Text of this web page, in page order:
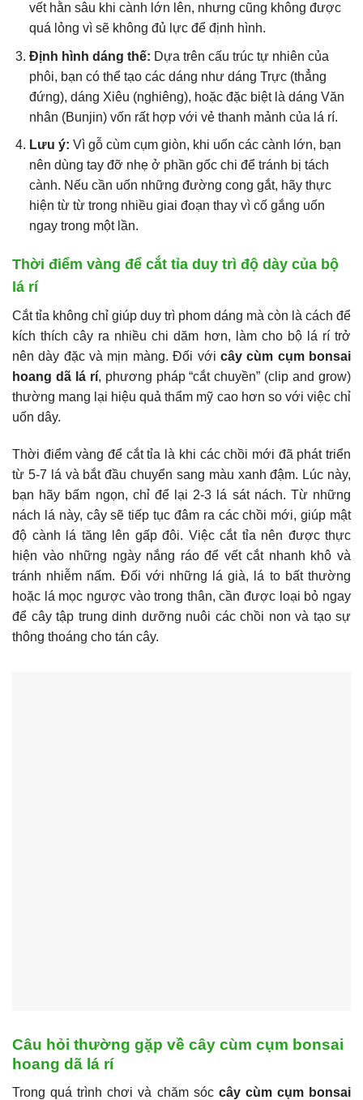
vết hằn sâu khi cành lớn lên, nhưng cũng không được
quá lỏng vì sẽ không đủ lực để định hình.
Định hình dáng thế: Dựa trên cấu trúc tự nhiên của
phôi, bạn có thể tạo các dáng như dáng Trực (thẳng
đứng), dáng Xiêu (nghiêng), hoặc đặc biệt là dáng Văn
nhân (Bunjin) vốn rất hợp với vẻ thanh mảnh của lá rí.
Lưu ý: Vì gỗ cùm cụm giòn, khi uốn các cành lớn, bạn
nên dùng tay đỡ nhẹ ở phần gốc chi để tránh bị tách
cành. Nếu cần uốn những đường cong gắt, hãy thực
hiện từ từ trong nhiều giai đoạn thay vì cố gắng uốn
ngay trong một lần.
Thời điểm vàng để cắt tỉa duy trì độ dày của bộ
lá rí
Cắt tỉa không chỉ giúp duy trì phom dáng mà còn là cách để
kích thích cây ra nhiều chi dăm hơn, làm cho bộ lá rí trở
nên dày đặc và mịn màng. Đối với cây cùm cụm bonsai
hoang dã lá rí, phương pháp “cắt chuyền” (clip and grow)
thường mang lại hiệu quả thẩm mỹ cao hơn so với việc chỉ
uốn dây.
Thời điểm vàng để cắt tỉa là khi các chồi mới đã phát triển
từ 5-7 lá và bắt đầu chuyển sang màu xanh đậm. Lúc này,
bạn hãy bấm ngọn, chỉ để lại 2-3 lá sát nách. Từ những
nách lá này, cây sẽ tiếp tục đâm ra các chồi mới, giúp mật
độ cành lá tăng lên gấp đôi. Việc cắt tỉa nên được thực
hiện vào những ngày nắng ráo để vết cắt nhanh khô và
tránh nhiễm nấm. Đối với những lá già, lá to bất thường
hoặc lá mọc ngược vào trong thân, cần được loại bỏ ngay
để cây tập trung dinh dưỡng nuôi các chồi non và tạo sự
thông thoáng cho tán cây.
Câu hỏi thường gặp về cây cùm cụm bonsai
hoang dã lá rí
Trong quá trình chơi và chăm sóc cây cùm cụm bonsai